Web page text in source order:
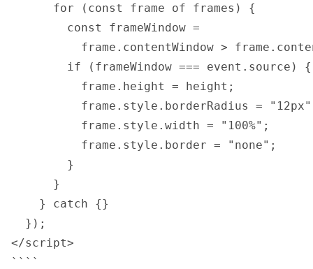
      for (const frame of frames) {
        const frameWindow =
frame.contentWindow >
        if (frameWindow === event.source) {
          frame.height = height;
frame.style.borderRadius =
          frame.style.width = "100%";
          frame.style.border = "none";
        }
      }
    } catch {}
  });
</script>
````